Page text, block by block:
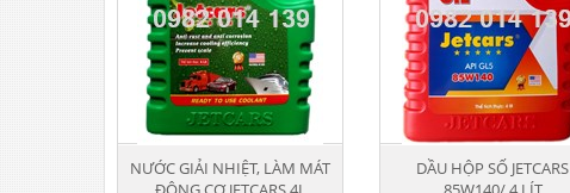
NƯỚC GIẢI NHIỆT, LÀM MÁT
DẦU HỘP SỐ JETCARS